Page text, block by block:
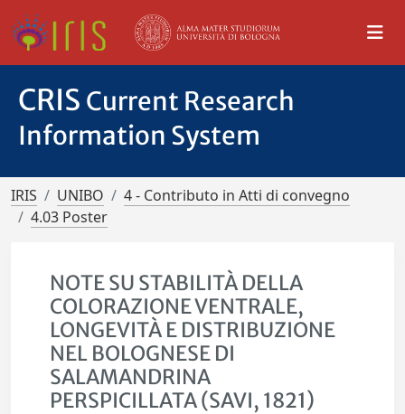
CRIS Current Research
Information System
IRIS UNIBO
4 - Contributo in Atti di convegno
4.03 Poster
NOTE SU STABILITÀ DELLA
COLORAZIONE VENTRALE,
LONGEVITÀ E DISTRIBUZIONE
NEL BOLOGNESE DI
SALAMANDRINA
PERSPICILLATA (SAVI, 1821)